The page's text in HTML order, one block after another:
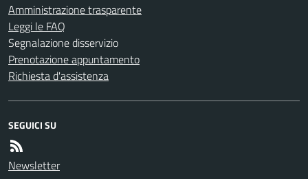
Amministrazione trasparente
Leggi le FAQ
Segnalazione disservizio
Prenotazione appuntamento
Richiesta d'assistenza
SEGUICI SU
Newsletter